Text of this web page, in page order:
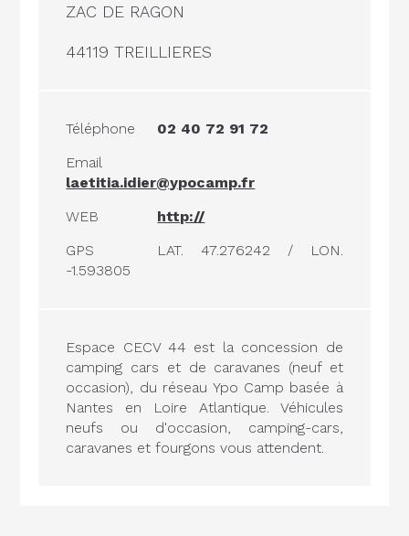
ZAC DE RAGON
44119 TREILLIERES
Téléphone
02 40 72 91 72
Email
laetitia.idier@ypocamp.fr
WEB
http://
GPS
LAT. 47.276242 / LON.
-1.593805
Espace CECV 44 est la concession de
camping cars et de caravanes (neuf et
occasion), du réseau Ypo Camp basée à
Nantes en Loire Atlantique. Véhicules
neufs ou d'occasion, camping-cars,
caravanes et fourgons vous attendent.